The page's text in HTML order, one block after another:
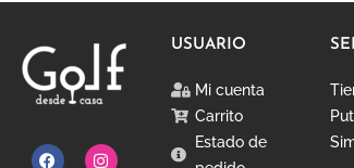
F
I
USUARIO
Mi cuenta
Carrito
Estado de